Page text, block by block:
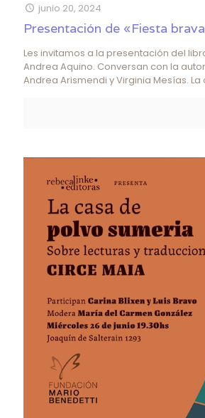
junio 20, 2024
Presentación de «Fiesta
Les invitamos a la presentación del
Andrea Aquino. Conversan con la
Andrea Arismendi y Virginia Mesías. La